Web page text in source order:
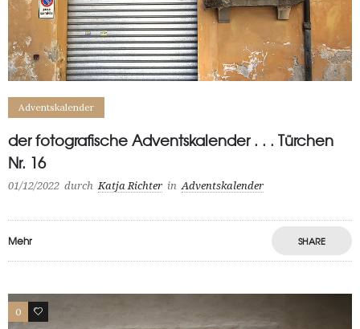
Adventskalender
der fotografische Adventskalender . . . Türchen
Nr. 16
01/12/2022 durch Katja Richter in Adventskalender
Mehr SHARE
0 0